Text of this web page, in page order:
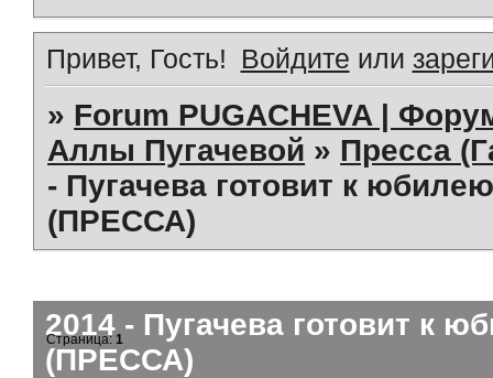
Привет, Гость! Войдите или
» Forum PUGACHEVA |
Аллы Пугачевой » Пресса
- Пугачева готовит к
(ПРЕССА)
2014 - Пугачева готовит к
(ПРЕССА)
Страница:1